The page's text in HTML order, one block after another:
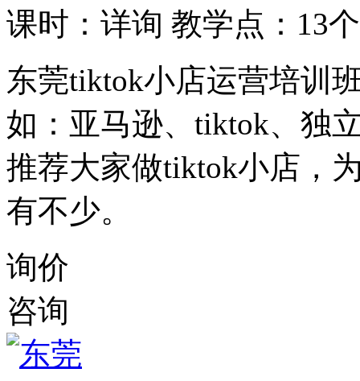
课时：详询 教学点：13个
东莞tiktok小店运营培训
如：亚马逊、tiktok、独
推荐大家做tiktok小店，
有不少。
询价
咨询